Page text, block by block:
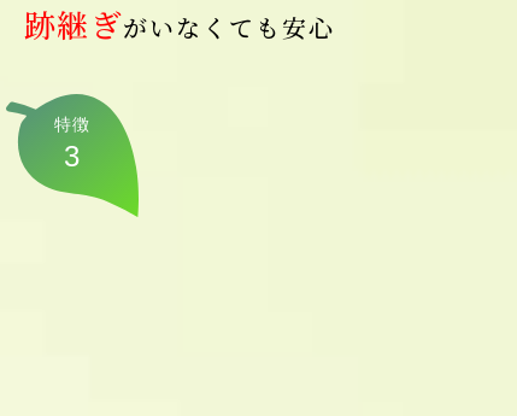
跡継ぎがいなくても安心
特徴
3